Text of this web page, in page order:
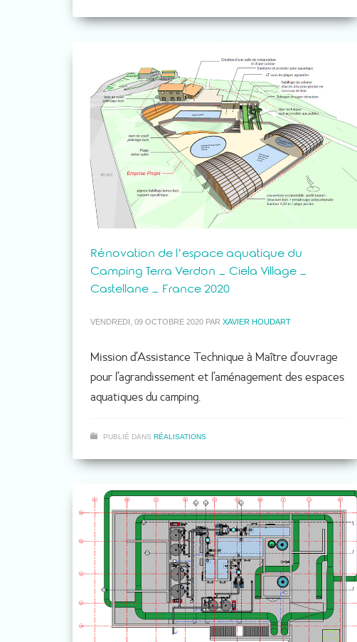
Rénovation de l’espace aquatique du
Camping Terra Verdon – Ciela Village –
Castellane – France 2020
VENDREDI, 09 OCTOBRE 2020 PAR XAVIER HOUDART
Mission d’Assistance Technique à Maître d’ouvrage
pour l’agrandissement et l’aménagement des espaces
aquatiques du camping.
PUBLIÉ DANS RÉALISATIONS